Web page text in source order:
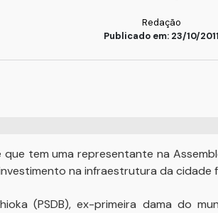
Redação
Publicado em: 23/10/2011
tem uma representante na
na infraestrutura da cidade
(PSDB), ex-primeira dama do